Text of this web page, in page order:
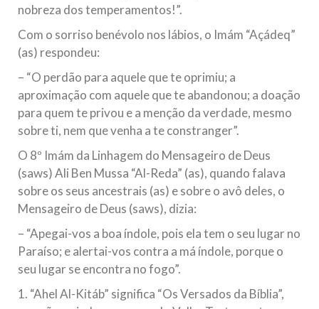
nobreza dos temperamentos!”.
Com o sorriso benévolo nos lábios, o Imám “Açádeq”
(as) respondeu:
– “O perdão para aquele que te oprimiu; a
aproximação com aquele que te abandonou; a doação
para quem te privou e a menção da verdade, mesmo
sobre ti, nem que venha a te constranger”.
O 8º Imám da Linhagem do Mensageiro de Deus
(saws) Ali Ben Mussa “Al-Reda” (as), quando falava
sobre os seus ancestrais (as) e sobre o avô deles, o
Mensageiro de Deus (saws), dizia:
– “Apegai-vos a boa índole, pois ela tem o seu lugar no
Paraíso; e alertai-vos contra a má índole, porque o
seu lugar se encontra no fogo”.
1. “Ahel Al-Kitáb” significa “Os Versados da Bíblia”,